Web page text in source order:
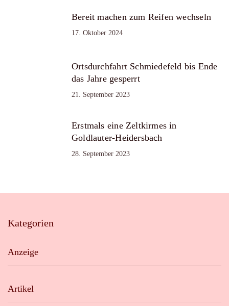
Bereit machen zum Reifen wechseln
17. Oktober 2024
Ortsdurchfahrt Schmiedefeld bis Ende
das Jahre gesperrt
21. September 2023
Erstmals eine Zeltkirmes in
Goldlauter-Heidersbach
28. September 2023
Kategorien
Anzeige
Artikel